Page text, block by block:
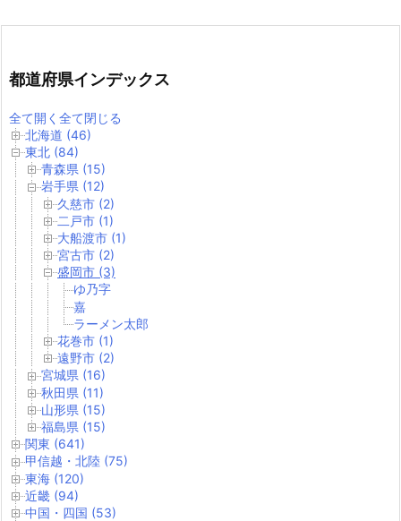
都道府県インデックス
全て開く 全て閉じる
北海道 (46)
東北 (84)
青森県 (15)
岩手県 (12)
久慈市 (2)
二戸市 (1)
大船渡市 (1)
宮古市 (2)
盛岡市 (3)
ゆ乃字
嘉
ラーメン太郎
花巻市 (1)
遠野市 (2)
宮城県 (16)
秋田県 (11)
山形県 (15)
福島県 (15)
関東 (641)
甲信越・北陸 (75)
東海 (120)
近畿 (94)
中国・四国 (53)